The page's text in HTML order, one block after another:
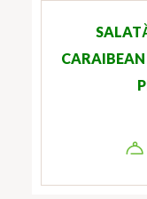
CARAIBEAN